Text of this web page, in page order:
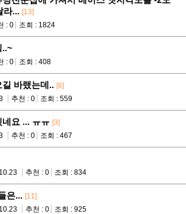
라... [13]
: 0 조회 : 1824
..~
: 0 조회 : 408
바랬는데.. [6]
추천 : 0 조회 : 559
요 ... ㅠㅠ [3]
추천 : 0 조회 : 467
추천 : 0 조회 : 834
은... [11]
추천 : 0 조회 : 925